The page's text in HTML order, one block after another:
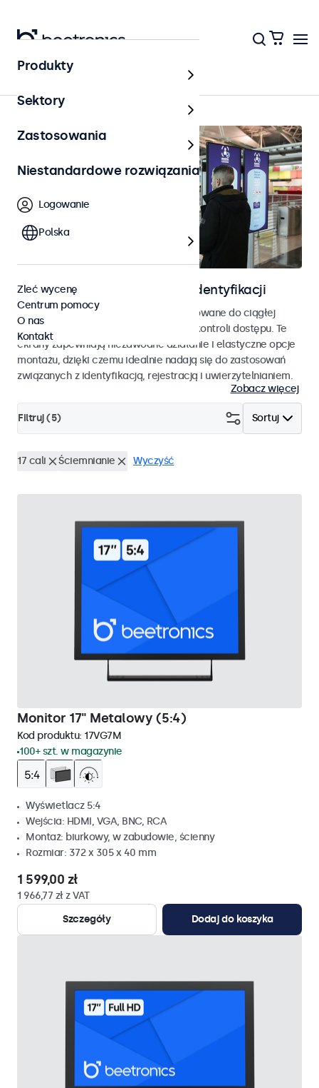
Kontrola dostępu
Ekrany do kontroli dostępu i identyfikacji
Monitory i ekrany dotykowe zaprojektowane do ciągłej
pracy i płynnej integracji z systemami kontroli dostępu. Te
ekrany zapewniają niezawodne działanie i elastyczne opcje
montażu, dzięki czemu idealnie nadają się do zastosowań
związanych z identyfikacją, rejestracją i uwierzytelnianiem.
Zobacz więcej
Sortuj
Filtruj (5)
17 cali Ściemnianie Wyczyść
Monitor 17" Metalowy (5:4)
Kod produktu: 17VG7M
100+ szt. w magazynie
Wyświetlacz 5:4
Wejścia: HDMI, VGA, BNC, RCA
Montaż: biurkowy, w zabudowie, ścienny
Rozmiar: 372 x 305 x 40 mm
1 599,00 zł
1 966,77 zł z VAT
Szczegóły
Dodaj do koszyka
Produkty
Sektory
Zastosowania
Niestandardowe rozwiązania
Logowanie
Polska
Zleć wycenę
Centrum pomocy
O nas
Kontakt